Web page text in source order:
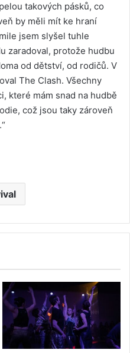
takových pásků, co
by měli mít ke hraní
jsem slyšel tuhle
zaradoval, protože hudbu
od dětství, od rodičů. V
The Clash. Všechny
které mám snad na hudbě
což jsou taky zároveň